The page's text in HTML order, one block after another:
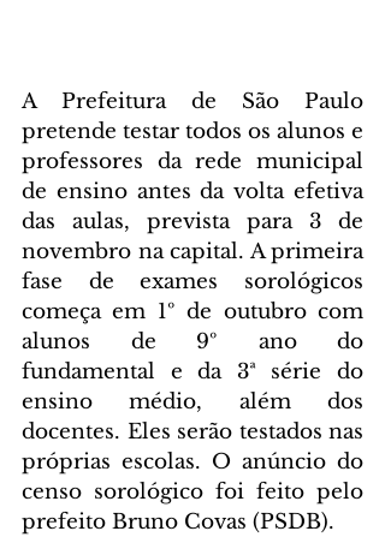
A Prefeitura de São Paulo
pretende testar todos os alunos e
professores da rede municipal
de ensino antes da volta efetiva
das aulas, prevista para 3 de
novembro na capital. A primeira
fase de exames sorológicos
começa em 1º de outubro com
alunos de 9º ano do
fundamental e da 3ª série do
ensino médio, além dos
docentes. Eles serão testados nas
próprias escolas. O anúncio do
censo sorológico foi feito pelo
prefeito Bruno Covas (PSDB).